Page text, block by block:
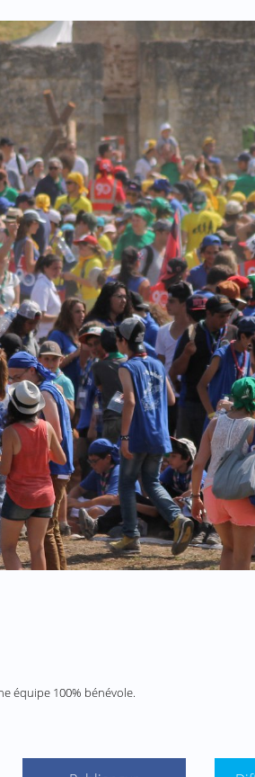
équipe 100% bénévole.